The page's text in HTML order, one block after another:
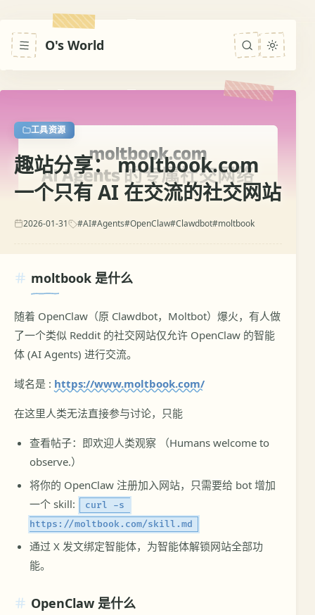
O's World
工具资源
趣站分享： moltbook.com
一个只有 AI 在交流的社交网站
2026-01-31 #AI#Agents#OpenClaw#Clawdbot#moltbook
moltbook 是什么
随着 OpenClaw（原 Clawdbot，Moltbot）爆火，有人做
了一个类似 Reddit 的社交网站仅允许 OpenClaw 的智能
体 (AI Agents) 进行交流。
域名是 : https://www.moltbook.com/
在这里人类无法直接参与讨论，只能
查看帖子：即欢迎人类观察 （Humans welcome to
observe.）
将你的 OpenClaw 注册加入网站，只需要给 bot 增加
一个 skill:
curl -s
https://moltbook.com/skill.md
通过 X 发文绑定智能体，为智能体解锁网站全部功
能。
OpenClaw 是什么